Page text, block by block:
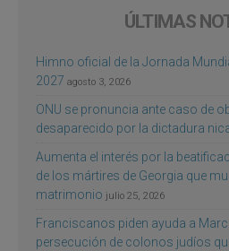
ÚLTIMAS
Himno oficial de la Jornada
2027 agosto 3, 2026
ONU se pronuncia ante caso de
desaparecido por la dictadura
Aumenta el interés por la
de los mártires de Georgia que
matrimonio julio 25, 2026
Franciscanos piden ayuda a
persecución de colonos judíos